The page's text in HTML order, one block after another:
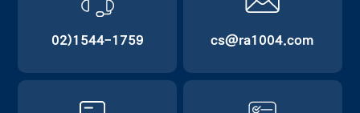
02)1544-1759 cs@ra1004.com